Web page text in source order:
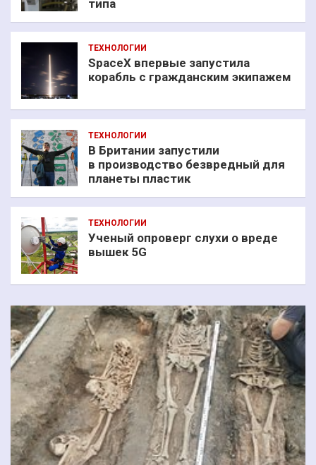
типа
ТЕХНОЛОГИИ
SpaceX впервые запустила
корабль с гражданским экипажем
ТЕХНОЛОГИИ
В Британии запустили
в производство безвредный для
планеты пластик
ТЕХНОЛОГИИ
Ученый опроверг слухи о вреде
вышек 5G